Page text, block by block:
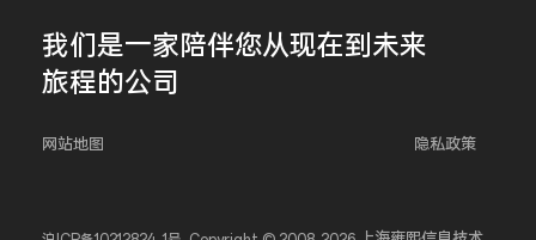
我们是一家陪伴您从现在到未来
旅程的公司
网站地图 隐私政策